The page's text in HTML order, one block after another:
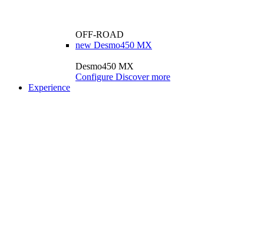
OFF-ROAD
new Desmo450 MX
Desmo450 MX
Configure Discover more
Experience